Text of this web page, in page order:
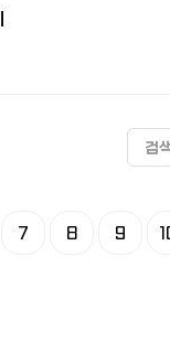
검
7 8 9